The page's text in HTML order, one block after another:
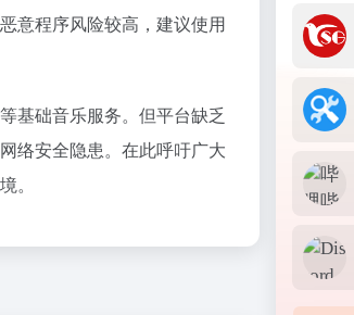
意程序风险较高，建议使用
基础音乐服务。但平台缺乏
络安全隐患。在此呼吁广大
。